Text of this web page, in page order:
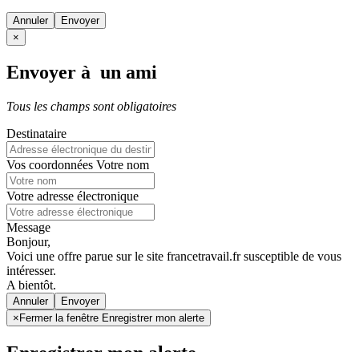
Annuler
×
Envoyer à un ami
Tous les champs sont obligatoires
Destinataire
Vos coordonnées Votre nom
Votre adresse électronique
Message
Bonjour,
Voici une offre parue sur le site francetravail.fr susceptible de vous
intéresser.
A bientôt.
Annuler
× Fermer la fenêtre Enregistrer mon alerte